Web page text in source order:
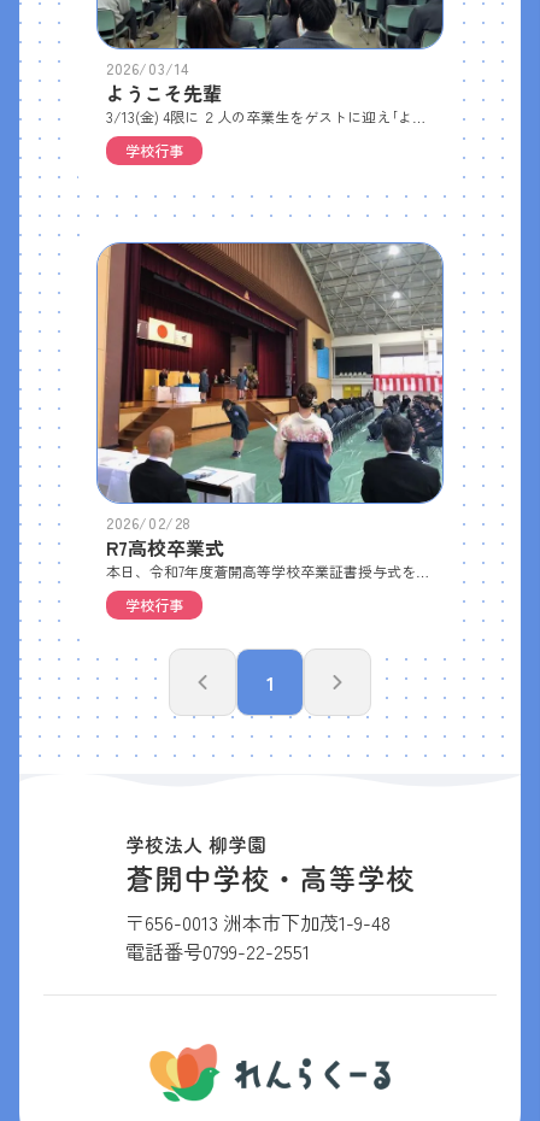
2026/03/14
ようこそ先輩
学校行事
2026/02/28
R7高校卒業式
学校行事
1
学校法人 柳学園
蒼開中学校・高等学校
〒656-0013 洲本市下加茂1-9-48
電話番号0799-22-2551